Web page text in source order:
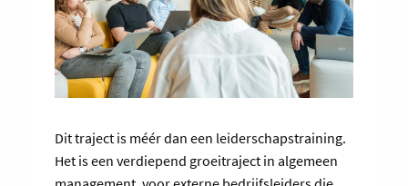
Dit traject is méér dan een leiderschapstraining.
Het is een verdiepend groeitraject in algemeen